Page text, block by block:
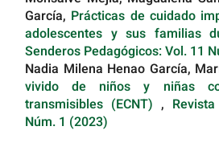
García, Prácticas de cuidado
adolescentes y sus familias
Senderos Pedagógicos: Vol. 11
Nadia Milena Henao García,
vivido de niños y niñas
transmisibles (ECNT) ,
Núm. 1 (2023)